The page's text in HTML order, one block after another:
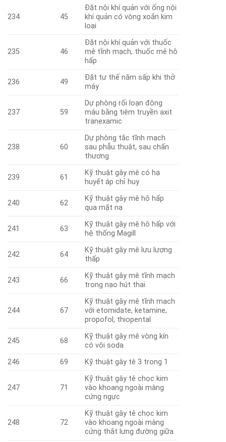
234 45
Đặt nội khí quản với ống nội
khí quản có vòng xoắn kim
loại
235 46
Đặt nội khí quản với thuốc
mê tĩnh mạch, thuốc mê hô
hấp
236 49
Đặt tư thế năm sấp khi thở
máy
237 59
Dự phòng rối loạn đông
máu bằng tiêm truyền axit
tranexamic
238 60
Dự phòng tắc tĩnh mạch
sau phẫu thuật, sau chấn
thương
239 61
Kỹ thuật gây mê có hạ
huyết áp chỉ huy
240 62
Kỹ thuật gây mê hô hấp
qua mặt nạ
241 63
Kỹ thuật gây mê hô hấp với
hệ thống Magill
242 64
Kỹ thuật gây mê lưu lượng
thấp
243 66
Kỹ thuật gây mê tĩnh mạch
trong nạo hút thai
244 67
Kỹ thuật gây mê tĩnh mạch
với etomidate, ketamine,
propofol, thiopental
245 68
Kỹ thuật gây mê vòng kín
có vôi soda
246
69 Kỹ thuật gây tê 3 trong 1
247 71
Kỹ thuật gây tê chọc kim
vào khoang ngoài màng
cứng ngực
248 72
Kỹ thuật gây tê chọc kim
vào khoang ngoài màng
cứng thắt lưng đường giữa